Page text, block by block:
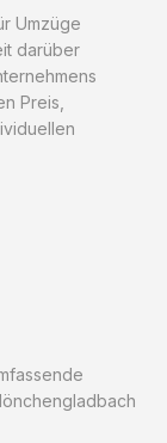
Umzüge
darüber
Preis,